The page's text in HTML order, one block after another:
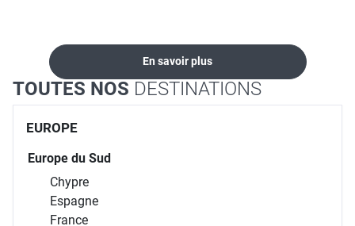
En savoir plus
TOUTES NOS DESTINATIONS
EUROPE
Europe du Sud
Chypre
Espagne
France